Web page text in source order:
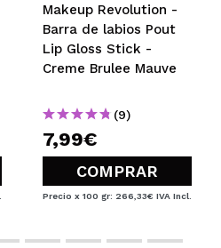
Makeup Revolution -
Barra de labios Pout
Lip Gloss Stick -
Creme Brulee Mauve
(9)
7,99€
COMPRAR
Precio x 100 gr: 266,33€ IVA Incl.